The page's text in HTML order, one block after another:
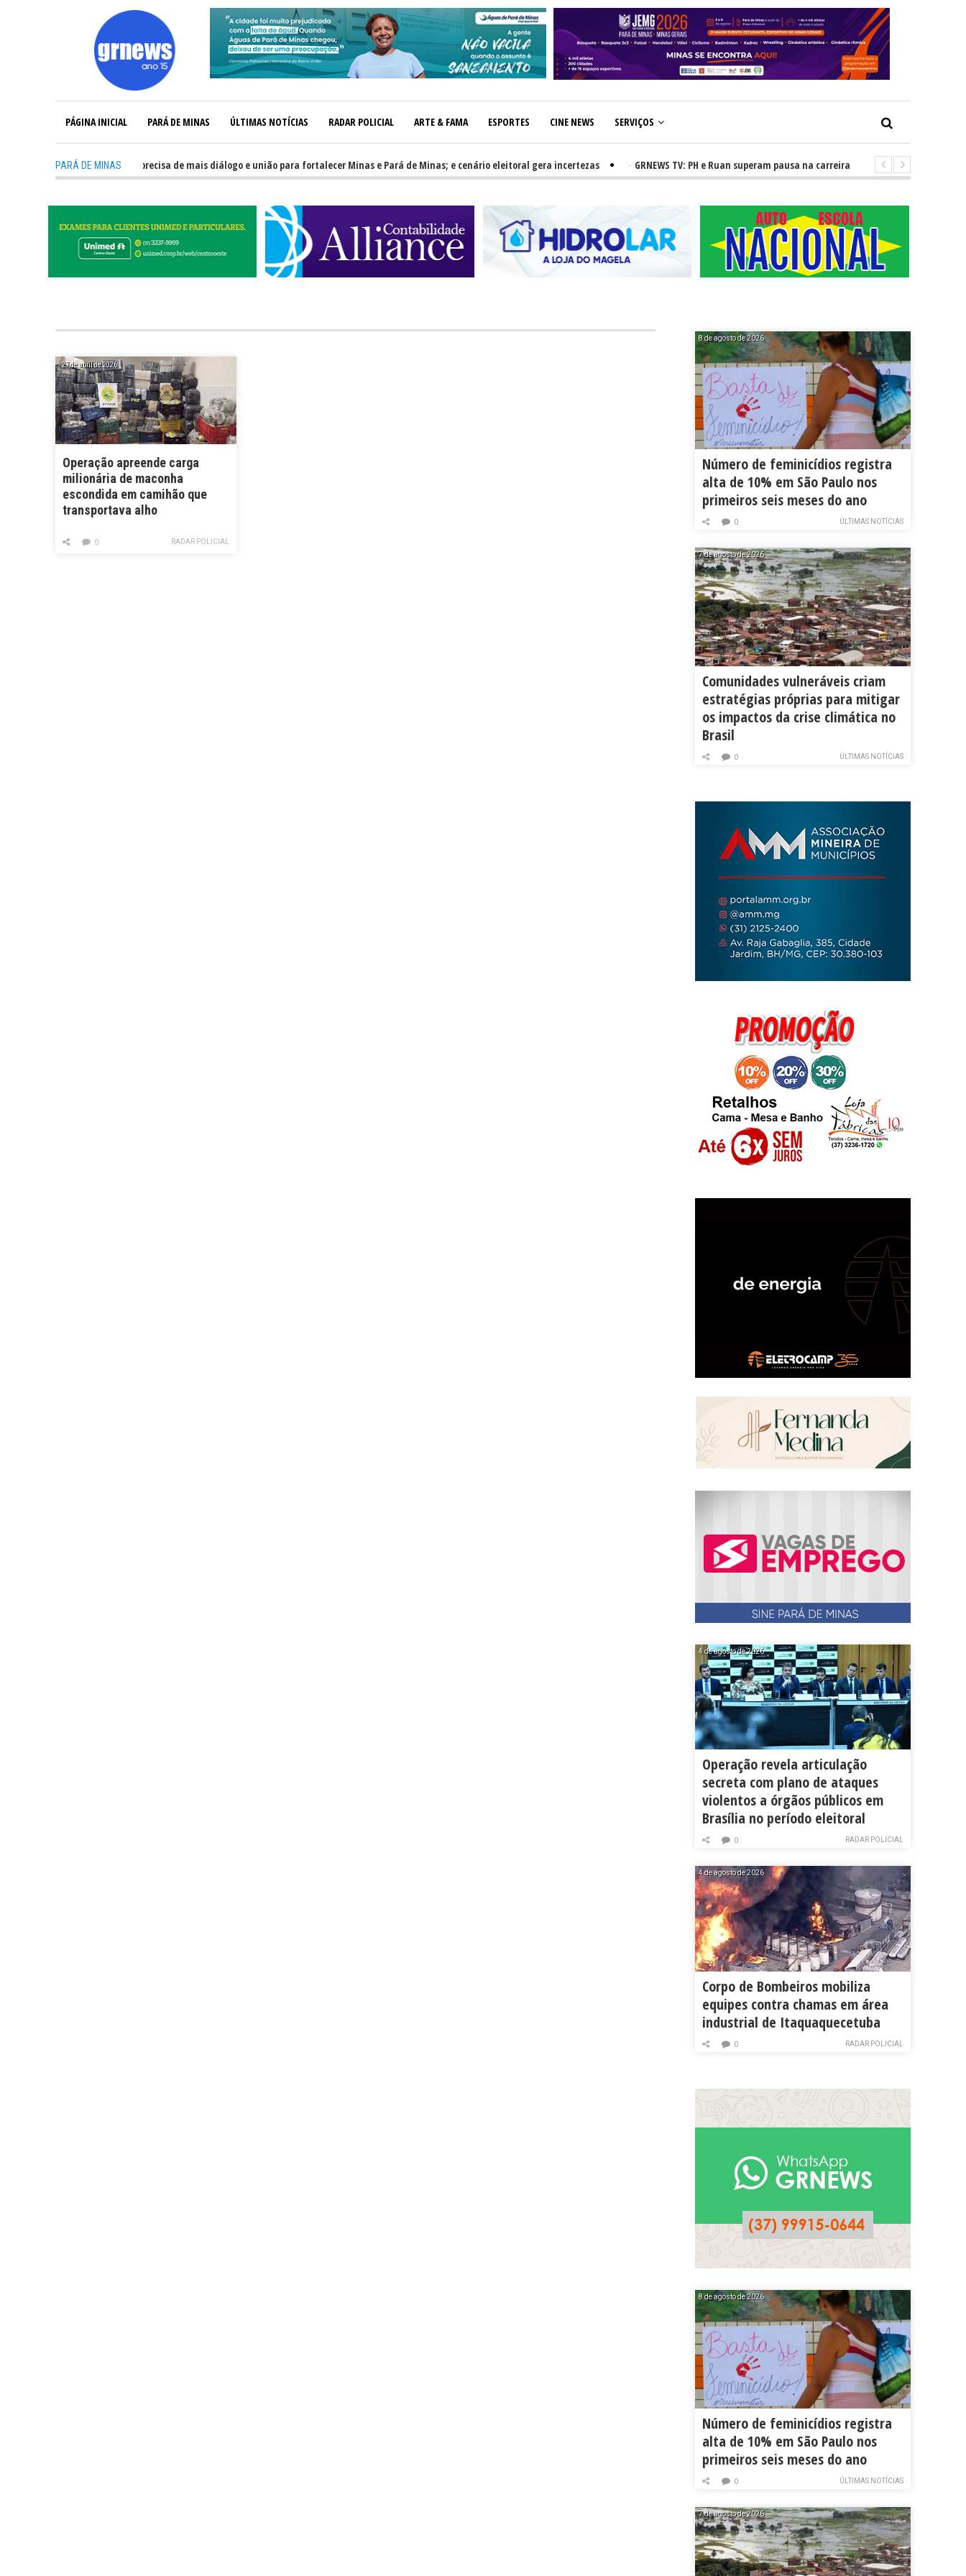
PÁGINA INICIAL PARÁ DE MINAS ÚLTIMAS NOTÍCIAS RADAR POLICIAL ARTE & FAMA ESPORTES CINE NEWS SERVIÇOS
PARÁ DE MINAS
GRNEWS TV: Política precisa de mais diálogo e união para fortalecer Minas e Pará de Minas; e cenário eleitoral gera incertezas GRNEWS TV: PH e Ruan superam pausa na carreira e vivem ascensão no cenário
27 de abril de 2026
Operação apreende carga
milionária de maconha
escondida em camihão que
transportava alho
RADAR POLICIAL
0
8 de agosto de 2026
Número de feminicídios registra
alta de 10% em São Paulo nos
primeiros seis meses do ano
ÚLTIMAS NOTÍCIAS
0
7 de agosto de 2026
Comunidades vulneráveis criam
estratégias próprias para mitigar
os impactos da crise climática no
Brasil
ÚLTIMAS NOTÍCIAS
0
4 de agosto de 2026
Operação revela articulação
secreta com plano de ataques
violentos a órgãos públicos em
Brasília no período eleitoral
RADAR POLICIAL
0
4 de agosto de 2026
Corpo de Bombeiros mobiliza
equipes contra chamas em área
industrial de Itaquaquecetuba
RADAR POLICIAL
0
8 de agosto de 2026
Número de feminicídios registra
alta de 10% em São Paulo nos
primeiros seis meses do ano
ÚLTIMAS NOTÍCIAS
0
7 de agosto de 2026